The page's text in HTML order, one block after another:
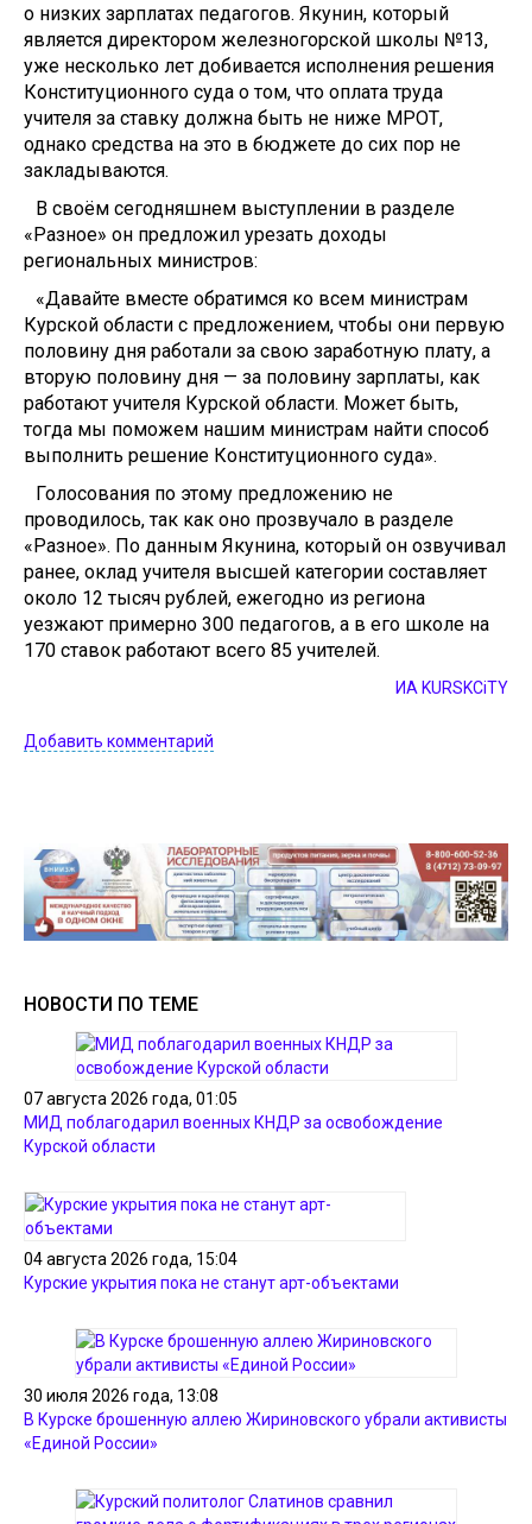
о низких зарплатах педагогов. Якунин, который
является директором железногорской школы №13,
уже несколько лет добивается исполнения решения
Конституционного суда о том, что оплата труда
учителя за ставку должна быть не ниже МРОТ,
однако средства на это в бюджете до сих пор не
закладываются.
В своём сегодняшнем выступлении в разделе
«Разное» он предложил урезать доходы
региональных министров:
«Давайте вместе обратимся ко всем министрам
Курской области с предложением, чтобы они первую
половину дня работали за свою заработную плату, а
вторую половину дня — за половину зарплаты, как
работают учителя Курской области. Может быть,
тогда мы поможем нашим министрам найти способ
выполнить решение Конституционного суда».
Голосования по этому предложению не
проводилось, так как оно прозвучало в разделе
«Разное». По данным Якунина, который он озвучивал
ранее, оклад учителя высшей категории составляет
около 12 тысяч рублей, ежегодно из региона
уезжают примерно 300 педагогов, а в его школе на
170 ставок работают всего 85 учителей.
ИА KURSKCiTY
Добавить комментарий
НОВОСТИ ПО ТЕМЕ
07 августа 2026 года, 01:05
МИД поблагодарил военных КНДР за освобождение
Курской области
04 августа 2026 года, 15:04
Курские укрытия пока не станут арт-объектами
30 июля 2026 года, 13:08
В Курске брошенную аллею Жириновского убрали активисты
«Единой России»